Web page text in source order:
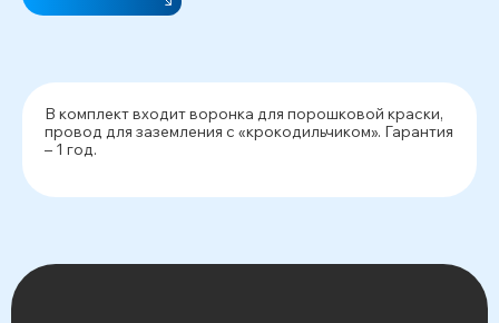
В комплект входит воронка для порошковой краски,
провод для заземления с «крокодильчиком». Гарантия
– 1 год.